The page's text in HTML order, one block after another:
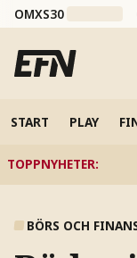
OMXS30
START PLAY
TOPPNYHETER:
BÖRS OCH